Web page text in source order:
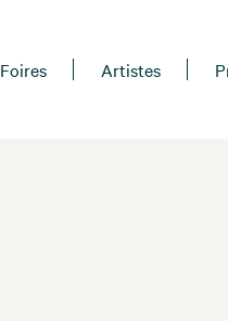
Foires Artistes